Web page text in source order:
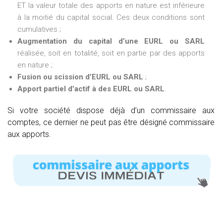
ET la valeur totale des apports en nature est inférieure
à la moitié du capital social. Ces deux conditions sont
cumulatives ;
Augmentation du capital d’une EURL ou SARL
réalisée, soit en totalité, soit en partie par des apports
en nature ;
Fusion ou scission d’EURL ou SARL ;
Apport partiel d’actif à des EURL ou SARL.
Si votre société dispose déjà d’un commissaire aux
comptes, ce dernier ne peut pas être désigné commissaire
aux apports.